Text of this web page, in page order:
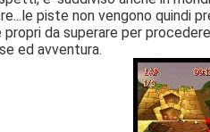
piste non vengono quindi
da superare per
ed avventura.